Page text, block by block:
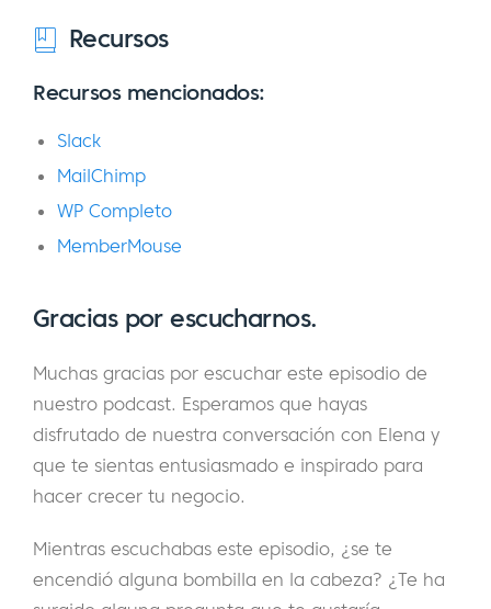
ellas. Así que decidí muy pronto que si iba a
hacer algo de marketing, lo haría en mi
Así que creé mi propio blog de blogger en
experimentando. A los pocos años, me di
cuenta de que quería cambiar un poco las
trabajando con un público de habla rusa, y
crear un nicho diferente, llegar a un público
global, y hacer dos cosas. Entrenar a otros
profesores en línea que quieren hacer lo
mismo. Ellos quieren hacer lo mismo que yo
estaba haciendo. Y luego también hacer la
Recursos
Recursos mencionados:
Slack
MailChimp
WP Completo
MemberMouse
Gracias por escucharnos.
Muchas gracias por escuchar este episodio de
nuestro podcast. Esperamos que hayas
disfrutado de nuestra conversación con Elena y
que te sientas entusiasmado e inspirado para
hacer crecer tu negocio.
Mientras escuchabas este episodio, ¿se te
encendió alguna bombilla en la cabeza? ¿Te ha